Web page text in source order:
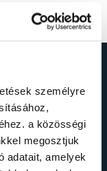
személyre
a közösségi
megosztjuk
adatait, amelyek
a